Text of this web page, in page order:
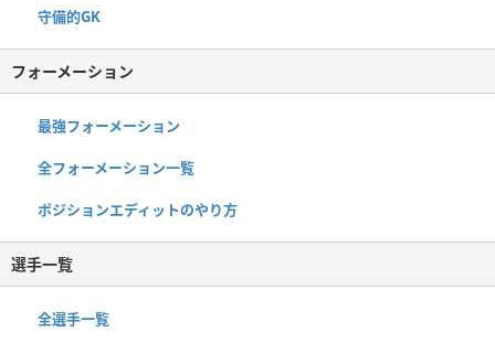
守備的GK
フォーメーション
最強フォーメーション
全フォーメーション一覧
ポジションエディットのやり方
選手一覧
全選手一覧